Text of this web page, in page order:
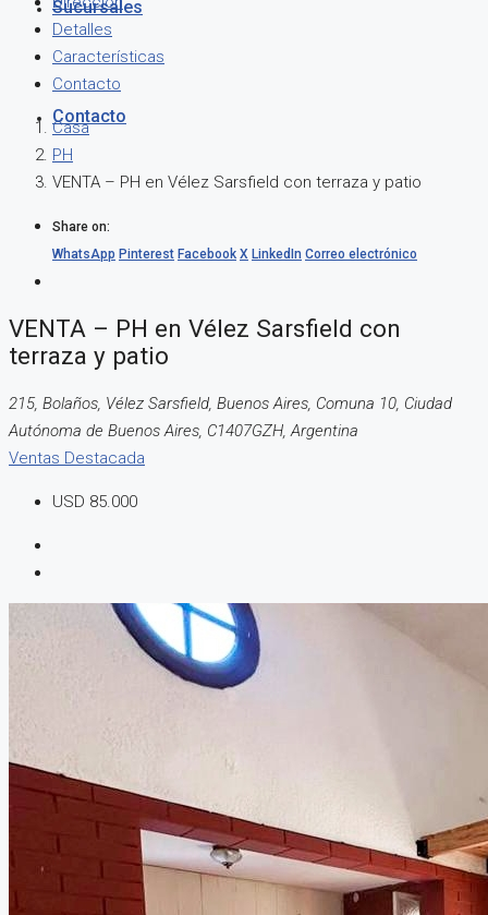
Sucursales
Contacto
Detalles
Características
Contacto
Casa
PH
VENTA – PH en Vélez Sarsfield con terraza y patio
Share on:
WhatsApp Pinterest Facebook X LinkedIn Correo electrónico
VENTA – PH en Vélez Sarsfield con
terraza y patio
215, Bolaños, Vélez Sarsfield, Buenos Aires, Comuna 10, Ciudad
Autónoma de Buenos Aires, C1407GZH, Argentina
Ventas Destacada
USD 85.000